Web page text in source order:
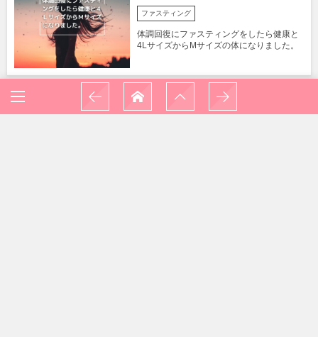
ファスティング
体調回復にファスティングをしたら健康と
4LサイズからMサイズの体になりました。